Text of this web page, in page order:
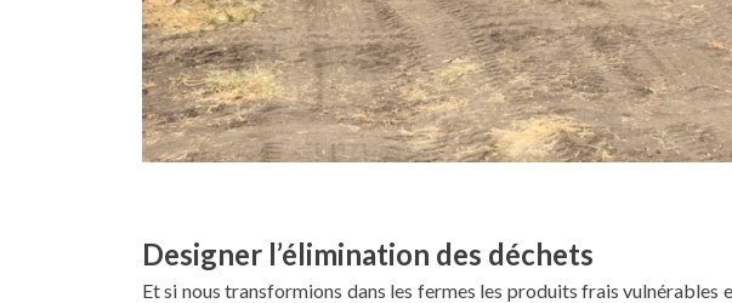
Designer l’élimination des déchets
Et si nous transformions dans les fermes les produits frais vulnérables